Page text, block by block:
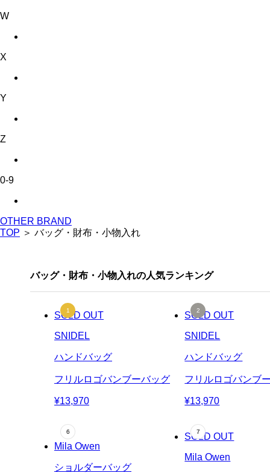
W
X
Y
Z
0-9
OTHER BRAND
TOP ＞ バッグ・財布・小物入れ
バッグ・財布・小物入れの人気ランキング
SOLD OUT
SNIDEL
ハンドバッグ
フリルロゴバンブーバッグ
¥13,970
SOLD OUT
SNIDEL
ハンドバッグ
フリルロゴバンブ
¥13,970
Mila Owen
ショルダーバッグ
SOLD OUT
Mila Owen